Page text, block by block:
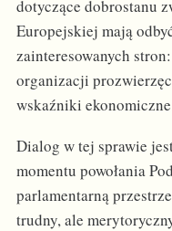
dotyczące dobrostanu
Europejskiej mają
zainteresowanych
organizacji
wskaźniki
Dialog w tej sprawie
momentu powołania
parlamentarną
trudny, ale